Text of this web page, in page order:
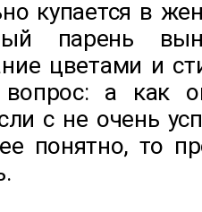
купается в
парень
цветами и
а как
с не очень
понятно, то